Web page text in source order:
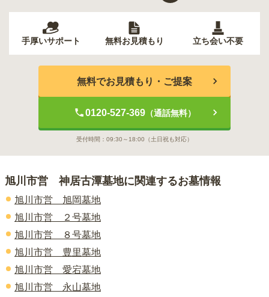
手厚いサポート 無料お見積もり 立ち会い不要
無料でお見積もり・ご提案
0120-527-369（通話無料）
受付時間： 09:30～18:00 （土日祝も対応）
旭川市営 神居古潭墓地に関連するお墓情報
旭川市営 旭岡墓地
旭川市営 ２号墓地
旭川市営 ８号墓地
旭川市営 豊里墓地
旭川市営 愛宕墓地
旭川市営 永山墓地